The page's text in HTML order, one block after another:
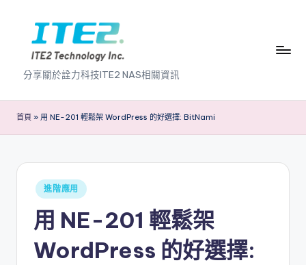
content
I
T
E
N
分享關於詮力科技ITE2 NAS相關資訊
首頁 » 用 NE-201 輕鬆架 WordPress 的好選擇: BitNami
Posted
in
進階應用
用 NE-201 輕鬆架
WordPress 的好選擇: